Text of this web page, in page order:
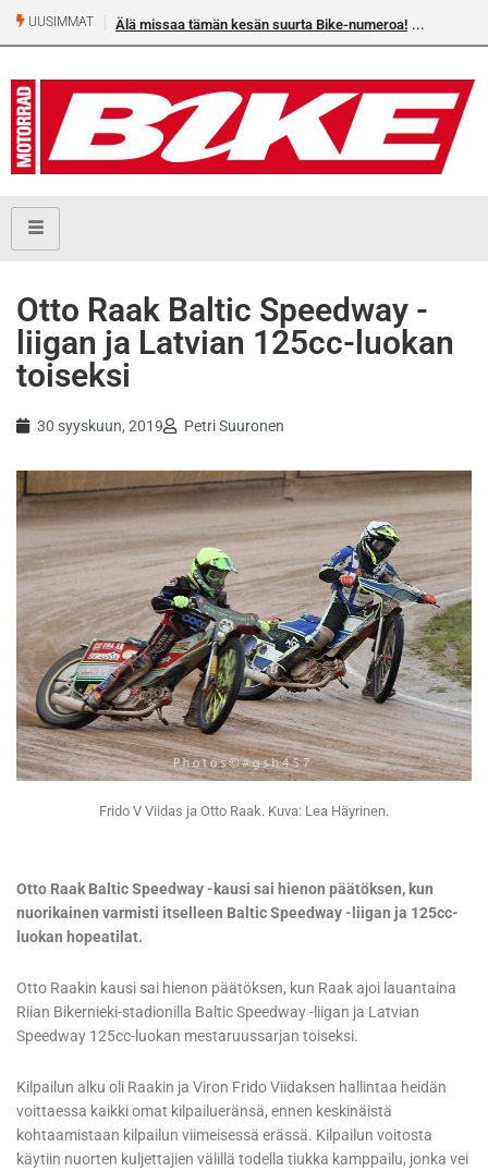
UUSIMMAT Älä missaa tämän kesän suurta Bike-numeroa!
Otto Raak Baltic Speedway -
liigan ja Latvian 125cc-luokan
toiseksi
30 syyskuun, 2019 Petri Suuronen
Frido V Viidas ja Otto Raak. Kuva: Lea Häyrinen.
Otto Raak Baltic Speedway -kausi sai hienon päätöksen, kun
nuorikainen varmisti itselleen Baltic Speedway -liigan ja 125cc-
luokan hopeatilat.
Otto Raakin kausi sai hienon päätöksen, kun Raak ajoi lauantaina
Riian Bikernieki-stadionilla Baltic Speedway -liigan ja Latvian
Speedway 125cc-luokan mestaruussarjan toiseksi.
Kilpailun alku oli Raakin ja Viron Frido Viidaksen hallintaa heidän
voittaessa kaikki omat kilpailueränsä, ennen keskinäistä
kohtaamistaan kilpailun viimeisessä erässä. Kilpailun voitosta
käytiin nuorten kuljettajien välillä todella tiukka kamppailu, jonka vei